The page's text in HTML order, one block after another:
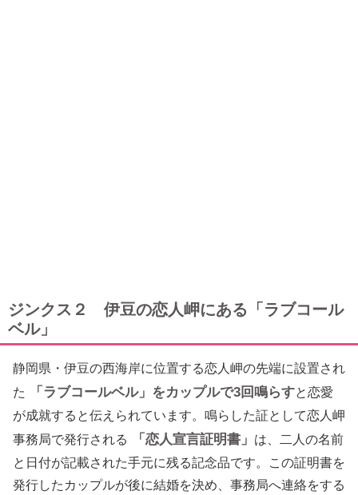
ジンクス２ 伊豆の恋人岬にある「ラブコール
ベル」
静岡県・伊豆の西海岸に位置する恋人岬の先端に設置され
た
「ラブコールベル」をカップルで3回鳴らすと恋愛
が成就すると伝えられています。鳴らした証として恋人岬
事務局で発行される
「恋人宣言証明書」 は、二人の名前
と日付が記載された手元に残る記念品です。この証明書を
発行したカップルが後に結婚を決め、事務局へ連絡をする